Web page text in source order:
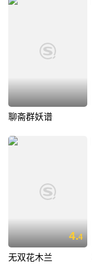
聊斋群妖谱
4.4
无双花木兰